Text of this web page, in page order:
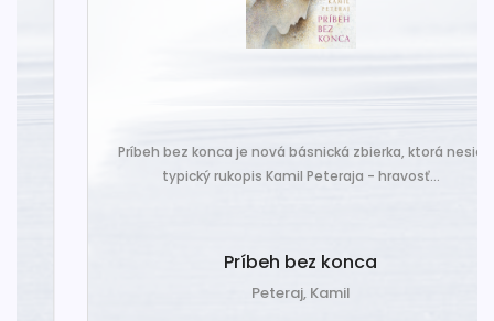
Príbeh bez konca je nová básnická zbierka, ktorá nesie
typický rukopis Kamil Peteraja - hravosť...
Príbeh bez konca
Peteraj, Kamil